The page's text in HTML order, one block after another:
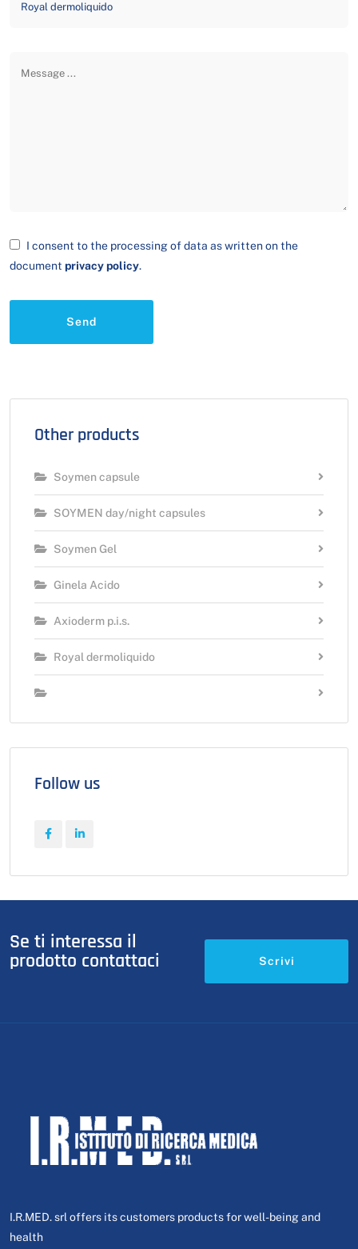
Other products
Soymen capsule
SOYMEN day/night capsules
Soymen Gel
Ginela Acido
Axioderm p.i.s.
Royal dermoliquido
Follow us
I consent to the processing of data as written on the
document privacy policy.
Send
Se ti interessa il
prodotto contattaci
Scrivi
I.R.MED. srl offers its customers products for well-being and
health